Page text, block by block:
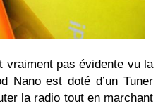
vraiment pas évidente vu la
Nano est doté d’un Tuner
la radio tout en marchant